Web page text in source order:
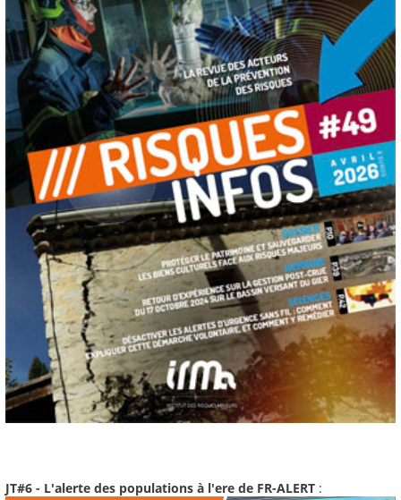
JT#6 - L'alerte des populations à l'ere de FR-ALERT :